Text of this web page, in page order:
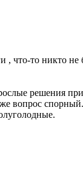
, что-то никто
решения
вопрос